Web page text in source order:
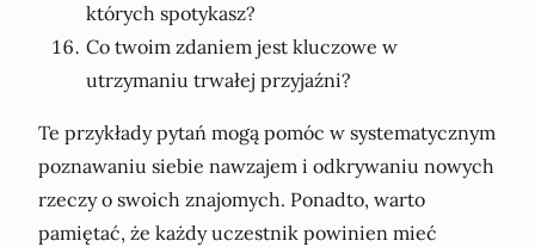
których spotykasz?
Co twoim zdaniem jest kluczowe w
utrzymaniu trwałej przyjaźni?
Te przykłady pytań mogą pomóc w systematycznym
poznawaniu siebie nawzajem i odkrywaniu nowych
rzeczy o swoich znajomych. Ponadto, warto
pamiętać, że każdy uczestnik powinien mieć